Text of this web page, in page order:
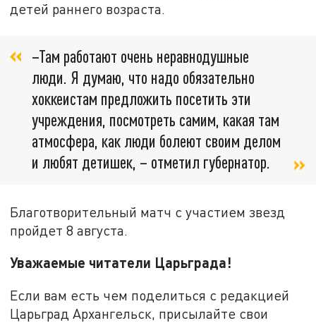
детей раннего возраста.
–Там работают очень неравнодушные
люди. Я думаю, что надо обязательно
хоккеистам предложить посетить эти
учреждения, посмотреть самим, какая там
атмосфера, как люди болеют своим делом
и любят детишек, – отметил губернатор.
Благотворительный матч с участием звезд
пройдет 8 августа.
Уважаемые читатели Царьграда!
Если вам есть чем поделиться с редакцией
Царьград Архангельск, присылайте свои